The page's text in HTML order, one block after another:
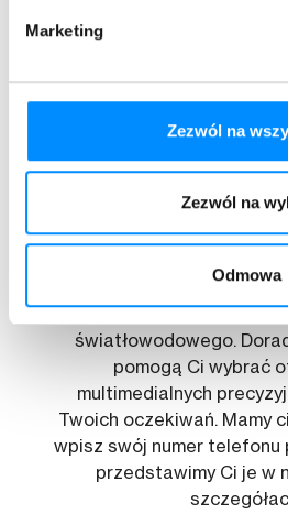
Marketing
Zezwól na
Zezwól na
Odmowa
Twitchu? Montujesz
Instagrama lub inne media
chcesz budować swój
Koniec z długim
pliku wideo, dzięki
światłowodowemu
Pakiety usług
nawet najbardziej
sztandarowy dwupak
telewizji 4K
światłowodowego.
pomogą Ci wybrać
multimedialnych
Twoich oczekiwań. Mamy
wpisz swój numer telefonu
przedstawimy Ci je w